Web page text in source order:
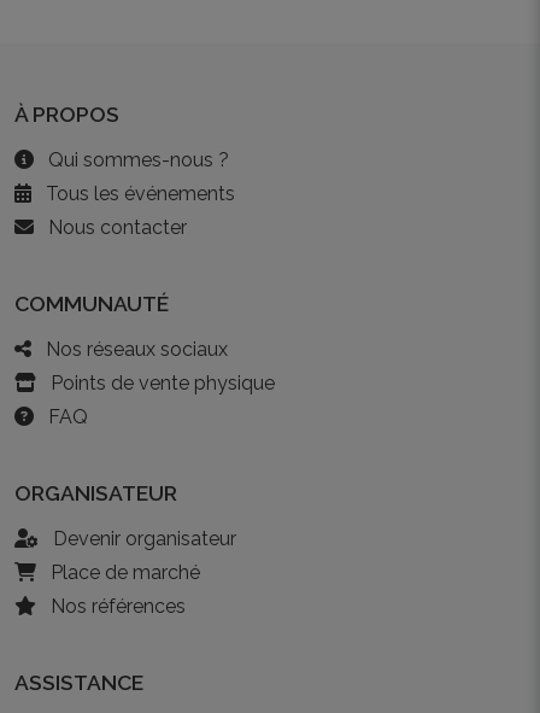
À PROPOS
Qui sommes-nous ?
Tous les événements
Nous contacter
COMMUNAUTÉ
Nos réseaux sociaux
Points de vente physique
FAQ
ORGANISATEUR
Devenir organisateur
Place de marché
Nos références
ASSISTANCE